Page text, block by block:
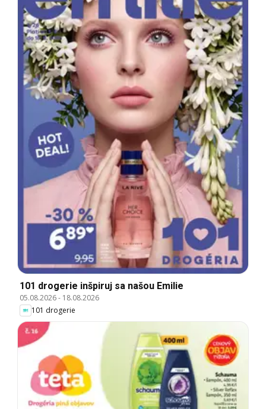
101 drogerie inšpiruj sa našou Emilie
05.08.2026- 18.08.2026
101 drogerie